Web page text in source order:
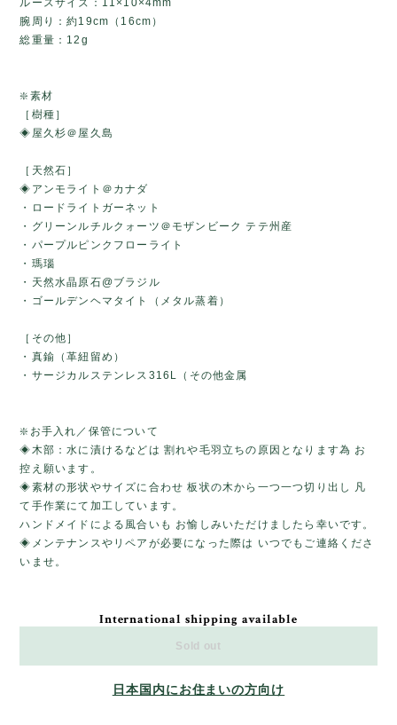
ルースサイズ：11×10×4mm
腕周り：約19cm（16cm）
総重量：12g
❇️素材
［樹種］
◈屋久杉＠屋久島
［天然石］
◈アンモライト＠カナダ
・ロードライトガーネット
・グリーンルチルクォーツ＠モザンビーク テテ州産
・パープルピンクフローライト
・瑪瑙
・天然水晶原石@ブラジル
・ゴールデンヘマタイト（メタル蒸着）
［その他］
・真鍮（革紐留め）
・サージカルステンレス316L（その他金属
❇️お手入れ／保管について
◈木部：水に漬けるなどは 割れや毛羽立ちの原因となります為 お
控え願います。
◈素材の形状やサイズに合わせ 板状の木から一つ一つ切り出し 凡
て手作業にて加工しています。
ハンドメイドによる風合いも お愉しみいただけましたら幸いです。
◈メンテナンスやリペアが必要になった際は いつでもご連絡くださ
いませ。
International shipping available
Sold out
日本国内にお住まいの方向け